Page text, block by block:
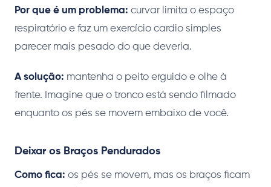
Por que é um problema: curvar limita o espaço
respiratório e faz um exercício cardio simples
parecer mais pesado do que deveria.
A solução: mantenha o peito erguido e olhe à
frente. Imagine que o tronco está sendo filmado
enquanto os pés se movem embaixo de você.
Deixar os Braços Pendurados
Como fica: os pés se movem, mas os braços ficam